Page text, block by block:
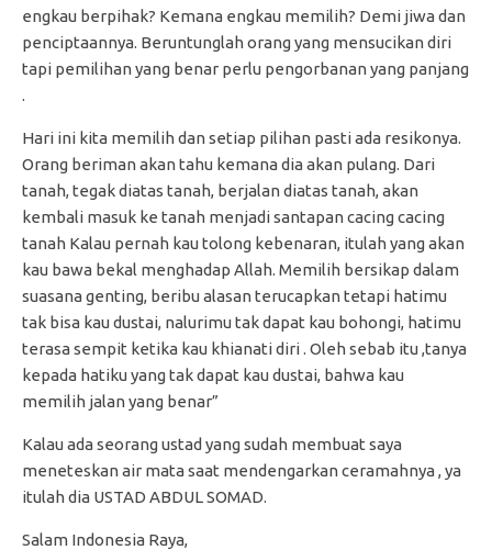
engkau berpihak? Kemana engkau memilih? Demi jiwa dan
penciptaannya. Beruntunglah orang yang mensucikan diri
tapi pemilihan yang benar perlu pengorbanan yang panjang
.
Hari ini kita memilih dan setiap pilihan pasti ada resikonya.
Orang beriman akan tahu kemana dia akan pulang. Dari
tanah, tegak diatas tanah, berjalan diatas tanah, akan
kembali masuk ke tanah menjadi santapan cacing cacing
tanah Kalau pernah kau tolong kebenaran, itulah yang akan
kau bawa bekal menghadap Allah. Memilih bersikap dalam
suasana genting, beribu alasan terucapkan tetapi hatimu
tak bisa kau dustai, nalurimu tak dapat kau bohongi, hatimu
terasa sempit ketika kau khianati diri . Oleh sebab itu ,tanya
kepada hatiku yang tak dapat kau dustai, bahwa kau
memilih jalan yang benar”
Kalau ada seorang ustad yang sudah membuat saya
meneteskan air mata saat mendengarkan ceramahnya , ya
itulah dia USTAD ABDUL SOMAD.
Salam Indonesia Raya,